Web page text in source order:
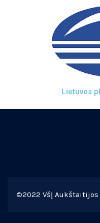
Lietuvos
©2022 VšĮ